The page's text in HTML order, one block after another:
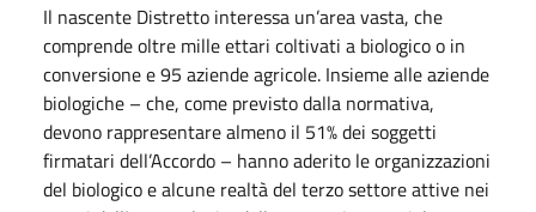
Il nascente Distretto interessa un’area vasta, che
comprende oltre mille ettari coltivati a biologico o in
conversione e 95 aziende agricole. Insieme alle aziende
biologiche – che, come previsto dalla normativa,
devono rappresentare almeno il 51% dei soggetti
firmatari dell’Accordo – hanno aderito le organizzazioni
del biologico e alcune realtà del terzo settore attive nei